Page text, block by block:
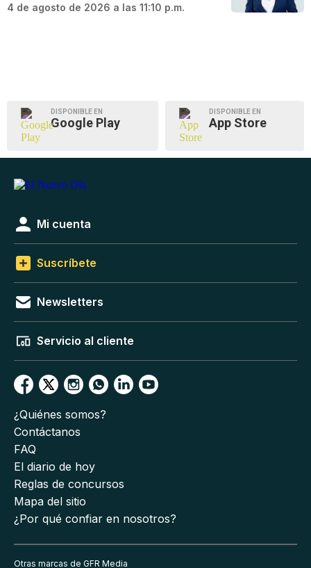
4 de agosto de 2026 a las 11:10 p.m.
DISPONIBLE EN
Google Play
DISPONIBLE EN
App Store
Mi cuenta
Suscríbete
Newsletters
Servicio al cliente
¿Quiénes somos?
Contáctanos
FAQ
El diario de hoy
Reglas de concursos
Mapa del sitio
¿Por qué confiar en nosotros?
Otras marcas de GFR Media